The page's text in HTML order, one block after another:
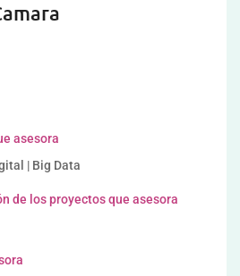
asesora
| Big Data
de los proyectos que asesora